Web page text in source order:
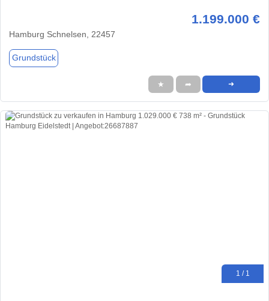
1.199.000 €
Hamburg Schnelsen, 22457
Grundstück
★ ➦ ➜
1 / 1